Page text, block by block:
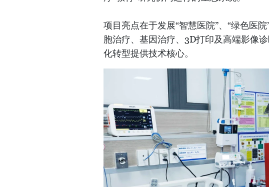
项目亮点在于发展“智慧医院”、“绿色医
胞治疗、基因治疗、3D打印及高端影像
化转型提供技术核心。